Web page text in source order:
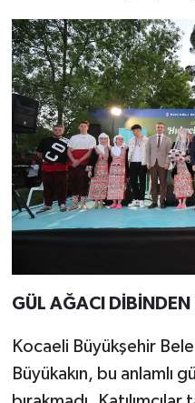
GÜL AĞACI DİBİNDEN
Kocaeli Büyükşehir
Büyükakın, bu anlamlı